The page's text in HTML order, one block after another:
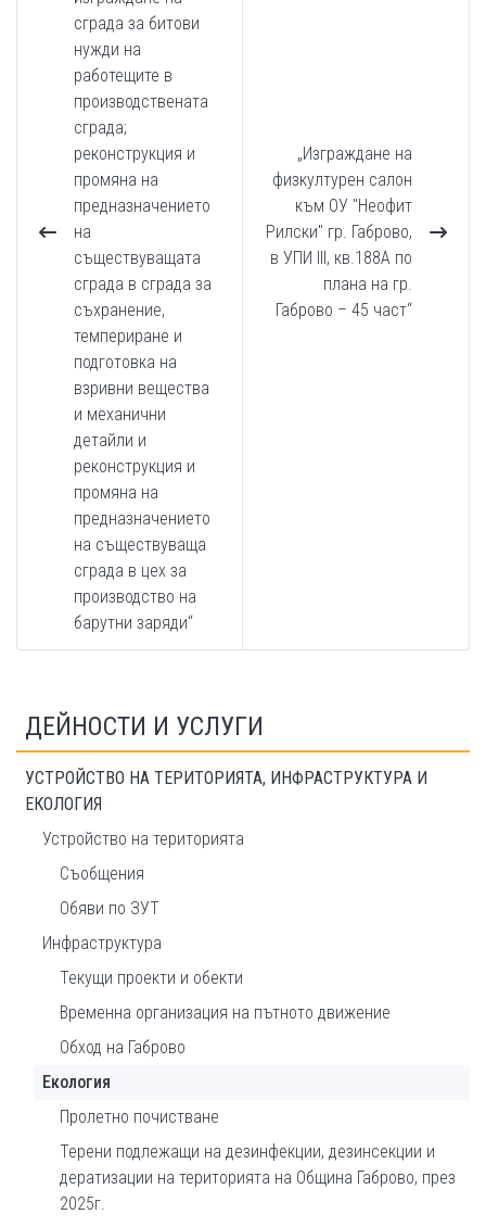
сграда за битови
нужди на
работещите в
производствената
сграда;
реконструкция и
промяна на
предназначението
на
съществуващата
сграда в сграда за
съхранение,
темпериране и
подготовка на
взривни вещества
и механични
детайли и
реконструкция и
промяна на
предназначението
на съществуваща
сграда в цех за
производство на
барутни заряди“
„Изграждане на
физкултурен салон
към ОУ "Неофит
Рилски" гр. Габрово,
в УПИ III, кв.188А по
плана на гр.
Габрово – 45 част“
ДЕЙНОСТИ И УСЛУГИ
УСТРОЙСТВО НА ТЕРИТОРИЯТА, ИНФРАСТРУКТУРА И
ЕКОЛОГИЯ
Устройство на територията
Съобщения
Обяви по ЗУТ
Инфраструктура
Текущи проекти и обекти
Временна организация на пътното движение
Обход на Габрово
Екология
Пролетно почистване
Терени подлежащи на дезинфекции, дезинсекции и
дератизации на територията на Община Габрово, през
2025г.